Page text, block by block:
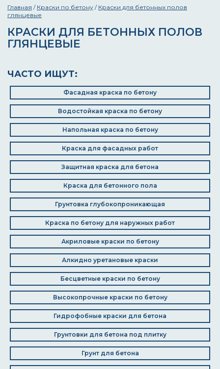
Главная / Краски по бетону / Краски для бетонных полов
глянцевые
КРАСКИ ДЛЯ БЕТОННЫХ ПОЛОВ
ГЛЯНЦЕВЫЕ
ЧАСТО ИЩУТ:
Фасадная краска по бетону
Водостойкая краска по бетону
Напольная краска по бетону
Краска для фасадных работ
Защитная краска для бетона
Краска для бетонного пола
Грунтовка глубокопроникающая
Краска по бетону для наружных работ
Акриловые краски по бетону
Алкидно уретановые краски
Бесцветные краски по бетону
Высокопрочные краски по бетону
Гидрофобные краски для бетона
Грунтовки для бетона под плитку
Грунт для бетона